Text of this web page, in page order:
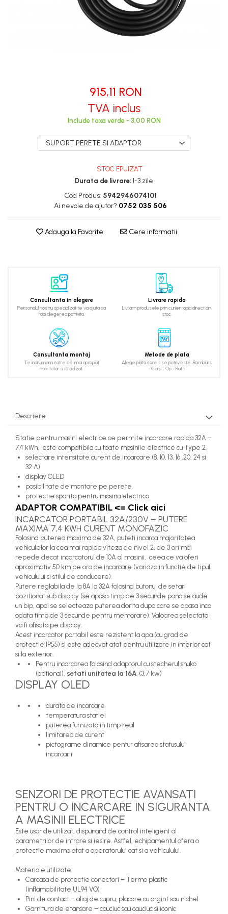
915,11 RON
TVA inclus
Include taxa verde - 3,00 RON
SUPORT PERETE SI ADAPTOR
STOC EPUIZAT
Durata de livrare: 1-3 zile
Cod Produs: 5942946074101
Ai nevoie de ajutor? 0752 035 506
Adauga la Favorite Cere informatii
Consultanta in alegere
Personalul nostru specializat te va ajuta sa
faci alegerea potrivita.
Livrare rapida
Livram produsele prin curier rapid direct din
stoc.
Consultanta montaj
Te indrumam catre cel mai apropiat
montator specializat.
Metode de plata
Alege plata care ti se potriveste. Ramburs
- Card - Op - Rate
Descriere
Statie pentru masini electrice ce permite incarcare rapida 32A –
7.4 kWh, este compatibila cu toate masinile electrice cu Type 2.
selectare intensitate curent de incarcare (8, 10, 13, 16 ,20, 24 si
32 A)
display OLED
posibilitate de montare pe perete
protectie sporita pentru masina electrica
ADAPTOR COMPATIBIL <= Click aici
INCARCATOR PORTABIL 32A/230V – PUTERE
MAXIMA 7,4 KWH CURENT MONOFAZIC
Folosind puterea maxima de 32A, puteti incarca majoritatea
vehiculelor la cea mai rapida viteza de nivel 2, de 3 ori mai
repede decat incarcatorul de 10A al masinii, ceea ce va oferi
aproximativ 50 km pe ora de incarcare (variaza in functie de tipul
vehiculului si stilul de conducere).
Putere reglabila de la 8A la 32A folosind butonul de setari
pozitionat sub display (se apasa timp de 3 secunde pana se aude
un bip, apoi se selecteaza puterea dorita dupa care se apasa inca
odata timp de 3 secunde pentru memorare). Valoarea selectata
va fi afisata pe display.
Acest incarcator portabil este rezistent la apa (cu grad de
protectie IP55) si este adecvat atat pentru utilizare in interior cat
si la exterior.
Pentru incarcarea folosind adaptorul cu stecherul shuko
(optional), setati unitatea la 16A . (3,7 kw)
DISPLAY OLED
durata de incarcare
temperatura statiei
puterea furnizata in timp real
limitarea de curent
pictograme dinamice pentur afisarea statusului
incarcarii
SENZORI DE PROTECTIE AVANSATI
PENTRU O INCARCARE IN SIGURANTA
A MASINII ELECTRICE
Este usor de utilizat, dispunand de control inteligent al
parametrilor de intrare si iesire. Astfel, echipamentul ofera o
protectie maxima atat a operatorului cat si a vehiculului.
Materiale utilizate:
Carcasa de protectie conectori – Termo plastic
(inflamabilitate UL94 VO)
Pini de contact – aliaj de cupru, placare cu argint sau nichel
Garnitura de etansare – cauciuc sau cauciuc siliconic